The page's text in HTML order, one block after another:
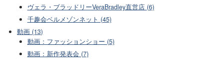
ヴェラ・ブラッドリーVeraBradley直営店 (6)
千趣会ベルメゾンネット (45)
動画 (13)
動画：ファッションショー (5)
動画：新作発表会 (7)